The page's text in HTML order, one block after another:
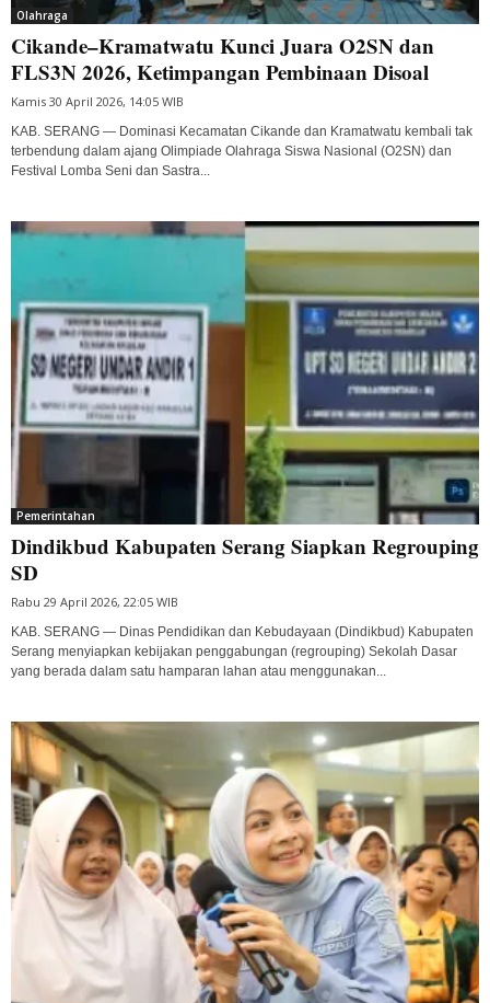
Olahraga
Cikande–Kramatwatu Kunci Juara O2SN dan
FLS3N 2026, Ketimpangan Pembinaan Disoal
Kamis 30 April 2026, 14:05 WIB
KAB. SERANG — Dominasi Kecamatan Cikande dan Kramatwatu kembali tak
terbendung dalam ajang Olimpiade Olahraga Siswa Nasional (O2SN) dan
Festival Lomba Seni dan Sastra...
Pemerintahan
Dindikbud Kabupaten Serang Siapkan Regrouping
SD
Rabu 29 April 2026, 22:05 WIB
KAB. SERANG — Dinas Pendidikan dan Kebudayaan (Dindikbud) Kabupaten
Serang menyiapkan kebijakan penggabungan (regrouping) Sekolah Dasar
yang berada dalam satu hamparan lahan atau menggunakan...